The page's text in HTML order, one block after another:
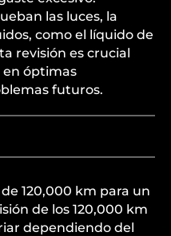
las luces, la
como el líquido de
revisión es crucial
en óptimas
futuros.
120,000 km para un
de los 120,000 km
dependiendo del